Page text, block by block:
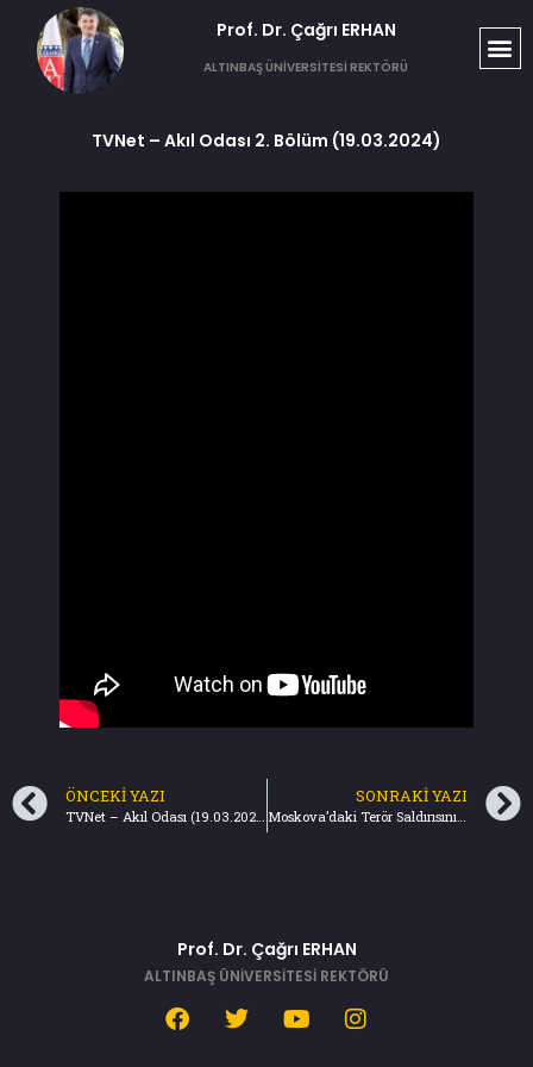
Prof. Dr. Çağrı ERHAN​
ALTINBAŞ ÜNİVERSİTESİ REKTÖRÜ
TVNet – Akıl Odası 2. Bölüm (19.03.2024)
ÖNCEKI YAZI
TVNet – Akıl Odası (19.03.2024)
SONRAKI YAZI
Moskova’daki Terör Saldırısının Düşündürdükleri – Türkiye Gazetesi (24.03.2024)
Prof. Dr. Çağrı ERHAN
ALTINBAŞ ÜNİVERSİTESİ REKTÖRÜ